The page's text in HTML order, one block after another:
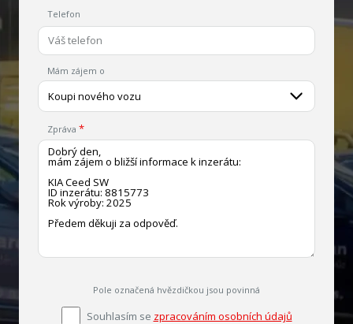
Telefon
Mám zájem o
Koupi nového vozu
Zpráva
Pole označená hvězdičkou jsou povinná
Souhlasím se zpracováním osobních údajů